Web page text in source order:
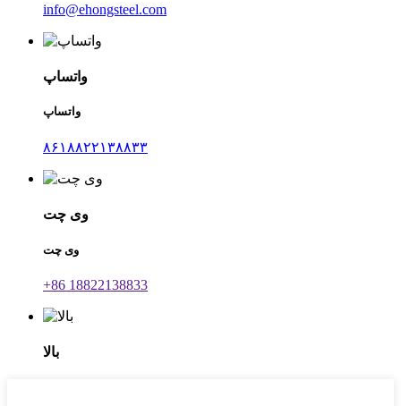
info@ehongsteel.com
واتساپ
واتساپ
۸۶۱۸۸۲۲۱۳۸۸۳۳
وی چت
وی چت
‎+86 18822138833‎
بالا